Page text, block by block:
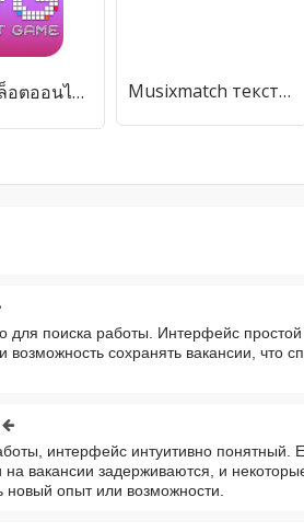
Slot PG:สล็อตออนไลน์ เกมไพ่ Musixmatch тексты + плеер
для поиска работы. Интерфейс
возможность сохранять вакансии, что
интерфейс интуитивно понятный.
на вакансии задерживаются, и
опыт или возможности.